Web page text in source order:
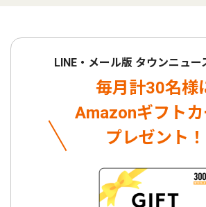
LINE・メール版 タウンニュー
毎月計30名様
Amazonギフト
プレゼント！